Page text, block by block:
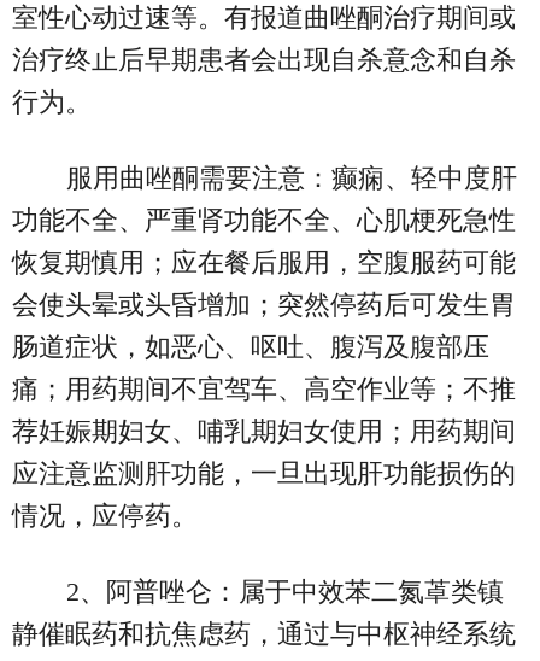
室性心动过速等。有报道曲唑酮治疗期间或
治疗终止后早期患者会出现自杀意念和自杀
行为。
服用曲唑酮需要注意：癫痫、轻中度肝
功能不全、严重肾功能不全、心肌梗死急性
恢复期慎用；应在餐后服用，空腹服药可能
会使头晕或头昏增加；突然停药后可发生胃
肠道症状，如恶心、呕吐、腹泻及腹部压
痛；用药期间不宜驾车、高空作业等；不推
荐妊娠期妇女、哺乳期妇女使用；用药期间
应注意监测肝功能，一旦出现肝功能损伤的
情况，应停药。
2、阿普唑仑：属于中效苯二氮䓬类镇
静催眠药和抗焦虑药，通过与中枢神经系统